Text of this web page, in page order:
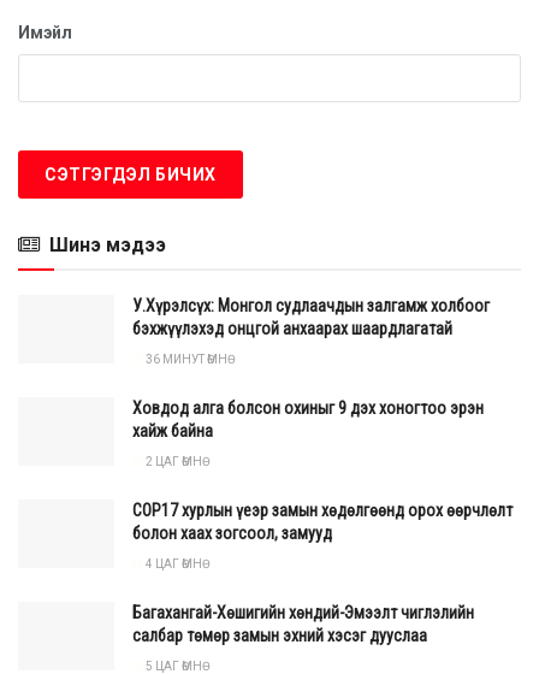
шилжүүлэлтийн мэдээллийг шаталсан хэлбэрээр
сэтгэлгээ, инновацын чадавх, асуудал шийдвэрлэх ур
чадварыг хөгжүүлэхийн зэрэгцээ Улаанбаатар хотын
санаа, технологийн шийдлийг тодруулсан ач
холбогдолтой арга хэмжээ боллоо. Нийслэлийн
Бизнес, инновацын газар нь шалгарсан төслүүдийг
цаашид бодит хэрэгжилтэд шилжүүлэх чиглэлээр
төлөвлөж байна.
Имэйл
Шинэ мэдээ
У.Хүрэлсүх: Монгол судлаачдын залгамж холбоог
бэхжүүлэхэд онцгой анхаарах шаардлагатай
36 МИНУТ ӨМНӨ
Ховдод алга болсон охиныг 9 дэх хоногтоо эрэн
хайж байна
2 ЦАГ ӨМНӨ
COP17 хурлын үеэр замын хөдөлгөөнд орох өөрчлөлт
болон хаах зогсоол, замууд
4 ЦАГ ӨМНӨ
Багахангай-Хөшигийн хөндий-Эмээлт чиглэлийн
салбар төмөр замын эхний хэсэг дууслаа
5 ЦАГ ӨМНӨ